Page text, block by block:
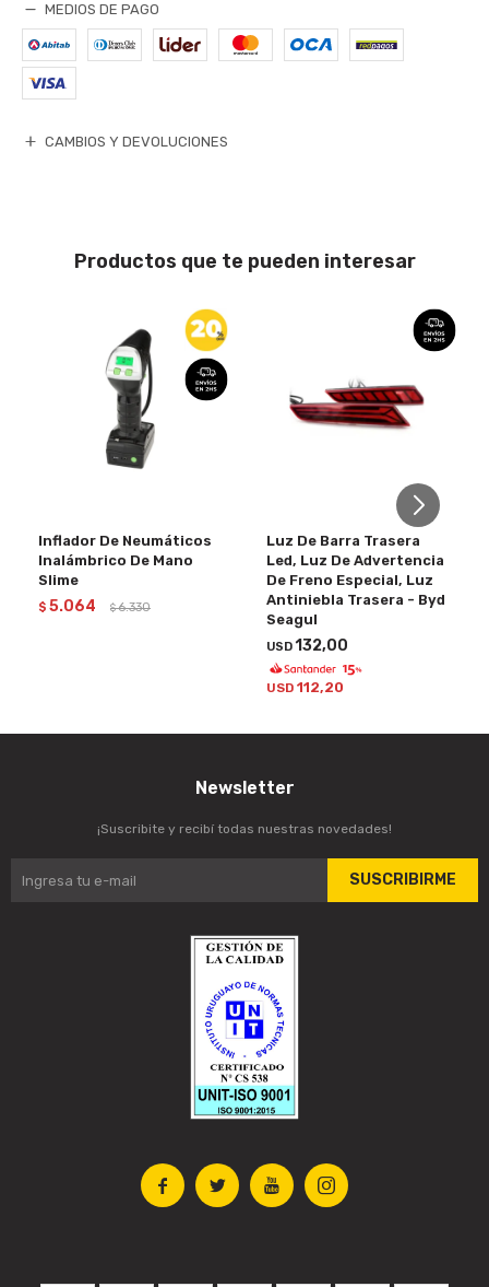
MEDIOS DE PAGO
CAMBIOS Y DEVOLUCIONES
Productos que te pueden interesar
Inflador De Neumáticos
Inalámbrico De Mano
Slime
$ 5.064 $ 6.330
Luz De Barra Trasera
Led, Luz De Advertencia
De Freno Especial, Luz
Antiniebla Trasera - Byd
Seagul
USD132,00
USD 112,20
   
Newsletter
¡Suscribite y recibí todas nuestras novedades!
SUSCRIBIRME